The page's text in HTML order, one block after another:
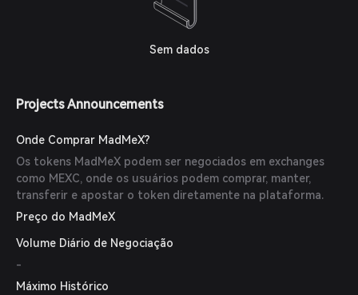
Sem dados
Projects Announcements
Onde Comprar MadMeX?
Os tokens MadMeX podem ser negociados em exchanges
como MEXC, onde os usuários podem comprar, manter,
transferir e apostar o token diretamente na plataforma.
Preço do MadMeX
Volume Diário de Negociação
-
Máximo Histórico